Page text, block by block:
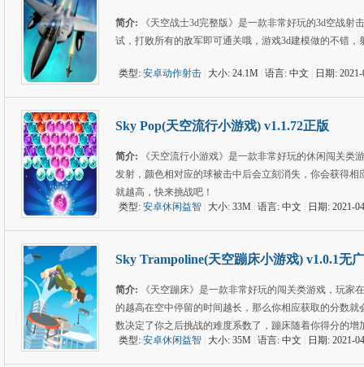
简介:
《天空战士3d完整版》是一款非常好玩的3d空战
试，打败所有的敌军即可通关哦，游戏3d建模做的不错
类型: 安卓动作射击 大小: 24.1M 语言: 中文 日期:
Sky Pop(天空流行小游戏) v1.1.72正版
简介:
《天空流行小游戏》是一款非常好玩的休闲闯关
发射，颜色相对应的球被击中后会立刻消失，你会获得
就越高，快来挑战吧！
类型: 安卓休闲益智 大小: 33M 语言: 中文 日期: 2021-
Sky Trampoline(天空蹦床小游戏) v1.0.1无
简介:
《天空蹦床》是一款非常好玩的闯关类游戏，玩
的越高在空中停留的时间越长，那么你相应获取的分数
数决定了你之后挑战的难度系数了，蹦床随着你得分的
类型: 安卓休闲益智 大小: 35M 语言: 中文 日期: 2021-